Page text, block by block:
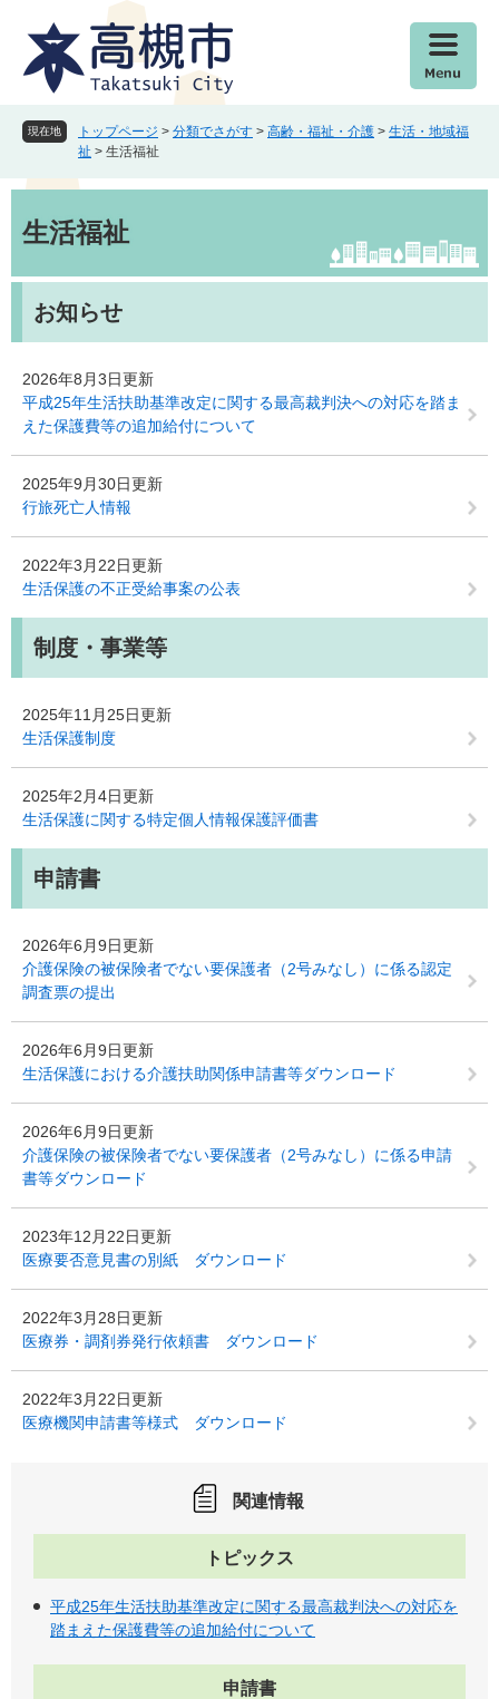
現在地 トップページ > 分類でさがす > 高齢・福祉・介護 > 生活・地域福
祉 > 生活福祉
文生活福祉
お知らせ
2026年8月3日更新
平成25年生活扶助基準改定に関する最高裁判決への対応を踏ま
えた保護費等の追加給付について
2025年9月30日更新
行旅死亡人情報
2022年3月22日更新
生活保護の不正受給事案の公表
制度・事業等
2025年11月25日更新
生活保護制度
2025年2月4日更新
生活保護に関する特定個人情報保護評価書
申請書
2026年6月9日更新
介護保険の被保険者でない要保護者（2号みなし）に係る認定
調査票の提出
2026年6月9日更新
生活保護における介護扶助関係申請書等ダウンロード
2026年6月9日更新
介護保険の被保険者でない要保護者（2号みなし）に係る申請
書等ダウンロード
2023年12月22日更新
医療要否意見書の別紙 ダウンロード
2022年3月28日更新
医療券・調剤券発行依頼書 ダウンロード
2022年3月22日更新
医療機関申請書等様式 ダウンロード
関連情報
トピックス
平成25年生活扶助基準改定に関する最高裁判決への対応を
踏まえた保護費等の追加給付について
申請書